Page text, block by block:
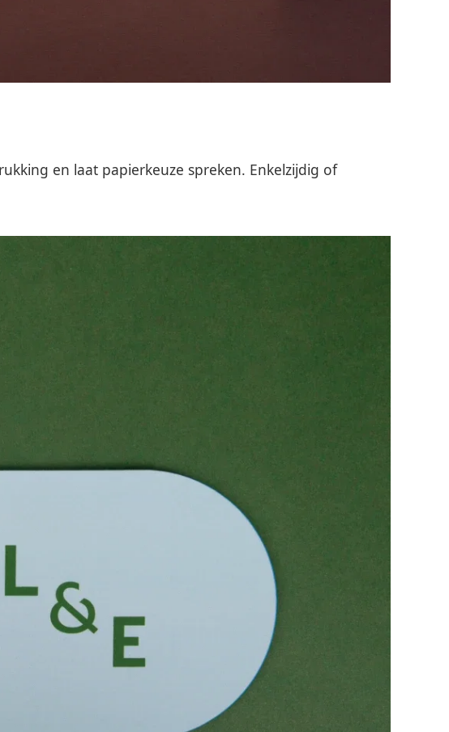
en laat papierkeuze spreken. Enkelzijdig of